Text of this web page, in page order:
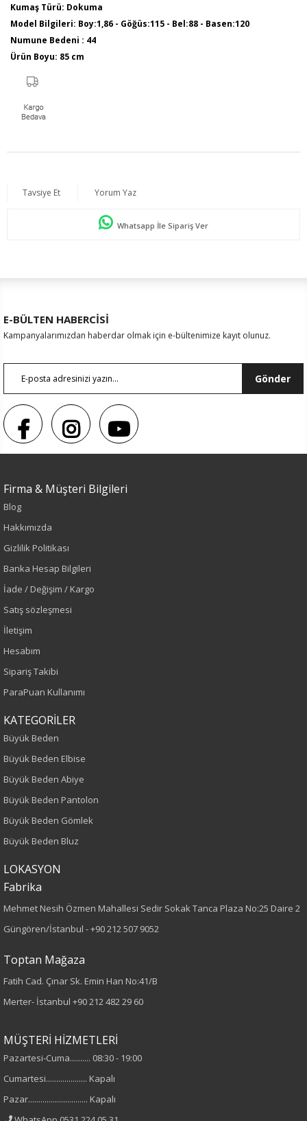
Kumaş Türü: Dokuma
Model Bilgileri: Boy:1,86 - Göğüs:115 - Bel:88 - Basen:120
Numune Bedeni : 44
Ürün Boyu: 85 cm
Sezon : KIŞLIK
Renk
Sezon
Yaş Grubu
Yetişkin
Bel
Kalıp
Boy
80
Kumaş Tipi
Desen
Düz
Cinsiyet
Tavsiye Et Yorum Yaz
Whatsapp İle Sipariş Ver
E-BÜLTEN HABERCİSİ
Kampanyalarımızdan haberdar olmak için e-bültenimize kayıt olunuz.
Gönder
Firma & Müşteri Bilgileri
Blog
Hakkımızda
Gizlilik Politikası
Banka Hesap Bilgileri
İade / Değişim / Kargo
Satış sözleşmesi
İletişim
Hesabım
Sipariş Takibi
ParaPuan Kullanımı
KATEGORİLER
Büyük Beden
Büyük Beden Elbise
Büyük Beden Abiye
Büyük Beden Pantolon
Büyük Beden Gömlek
Büyük Beden Bluz
LOKASYON
Fabrika
Mehmet Nesih Özmen Mahallesi Sedir Sokak Tanca Plaza No:25 Daire 2
Güngören/İstanbul -+90 212 507 9052
Toptan Mağaza
Fatih Cad. Çınar Sk. Emin Han No:41/B
Merter- İstanbul +90 212 482 29 60
MÜŞTERİ HİZMETLERİ
Pazartesi-Cuma.......... 08:30 - 19:00
Cumartesi.................... Kapalı
Pazar............................. Kapalı